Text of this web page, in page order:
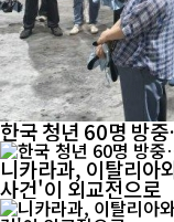
한국 청년 60명 방
니카라과, 이탈리아
사건'이 외교전으로